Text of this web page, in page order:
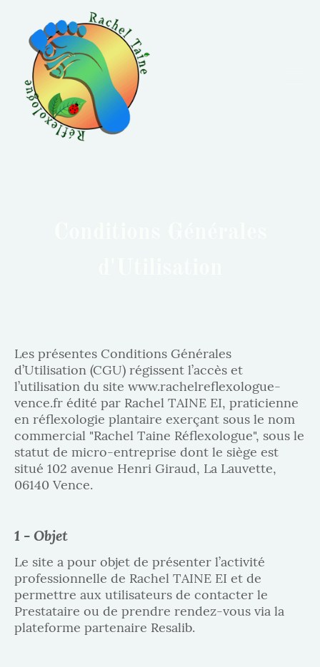
Les présentes Conditions Générales
d’Utilisation (CGU) régissent l’accès et
l’utilisation du site www.rachelreflexologue-
vence.fr édité par Rachel TAINE EI, praticienne
en réflexologie plantaire exerçant sous le nom
commercial "Rachel Taine Réflexologue", sous le
statut de micro-entreprise dont le siège est
situé 102 avenue Henri Giraud, La Lauvette,
06140 Vence.
1 - Objet
Le site a pour objet de présenter l’activité
professionnelle de Rachel TAINE EI et de
permettre aux utilisateurs de contacter le
Prestataire ou de prendre rendez-vous via la
plateforme partenaire Resalib.